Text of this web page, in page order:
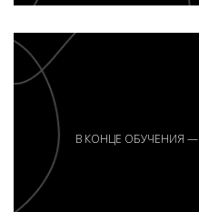
В КОНЦЕ ОБУЧЕНИЯ —